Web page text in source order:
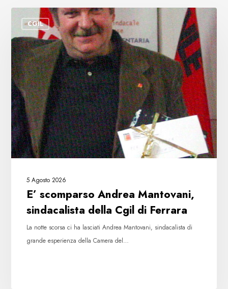
CGIL
E’
scomparso
Andrea
Mantovani,
sindacalista
della
Cgil
di
Ferrara
5 Agosto 2026
E’ scomparso Andrea Mantovani,
sindacalista della Cgil di Ferrara
La notte scorsa ci ha lasciati Andrea Mantovani, sindacalista di
grande esperienza della Camera del…